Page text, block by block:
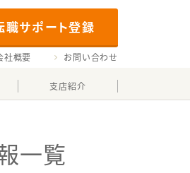
職サポート登録
社概要 お問い合わせ
支店紹介
一覧